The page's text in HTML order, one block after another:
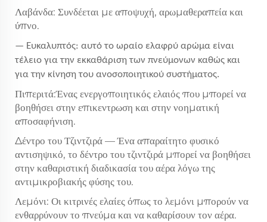
Λαβάνδα: Συνδέεται με αποψυχή, αρωμαθεραπεία και
ύπνο.
— Ευκαλυπτός: αυτό το ωραίο ελαφρύ αρώμα είναι
τέλειο για την εκκαθάριση των πνεύμονων καθώς και
για την κίνηση του ανοσοποιητικού συστήματος.
Πιπεριτά:Ένας ενεργοποιητικός ελαιός που μπορεί να
βοηθήσει στην επικεντρωση και στην νοηματική
αποσαφήνιση.
Δέντρο του Τζιντζιρά — Ένα απαραίτητο φυσικό
αντισηψικό, το δέντρο του τζιντζιρά μπορεί να βοηθήσει
στην καθαριστική διαδικασία του αέρα λόγω της
αντιμικροβιακής φύσης του.
Λεμόνι: Οι κιτρινές ελαίες όπως το λεμόνι μπορούν να
ενθαρρύνουν το πνεύμα και να καθαρίσουν τον αέρα.